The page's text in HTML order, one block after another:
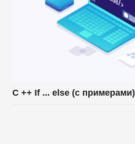
C ++ If ... else (с примерами)